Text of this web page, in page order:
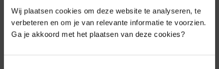
Wij plaatsen cookies om deze website te analyseren, te
verbeteren en om je van relevante informatie te voorzien.
Ga je akkoord met het plaatsen van deze cookies?
Direct naar
Over ons